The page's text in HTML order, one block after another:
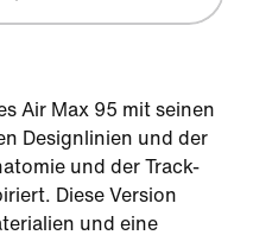
Air Max 95 mit seinen
Designlinien und der
und der Track-
Diese Version
und eine